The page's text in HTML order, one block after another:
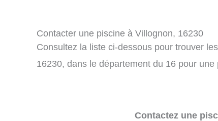
Contacter une piscine à Villognon, 16230
Consultez la liste ci-dessous pour trouver
16230, dans le département du 16 pour
Contactez une